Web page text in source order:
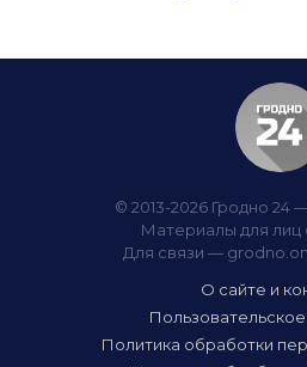
© 2013-2026 Гродно 24
Материалы для лиц
Для связи —
О сайте и
Политика обработки